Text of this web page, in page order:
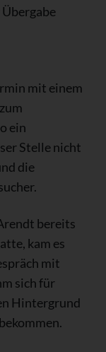
mit einem
ein
Stelle nicht
die
bereits
kam es
mit
sich für
Hintergrund